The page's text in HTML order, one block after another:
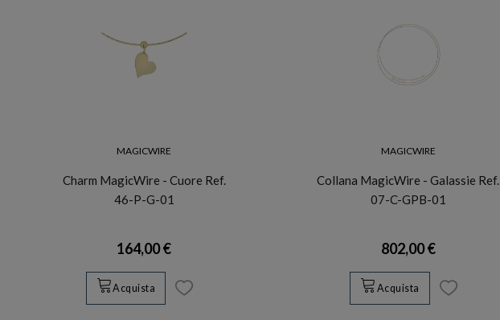
MAGICWIRE
Charm MagicWire - Cuore Ref.
46-P-G-01
164,00 €
Acquista
MAGICWIRE
Collana MagicWire - Galassie Ref.
07-C-GPB-01
802,00 €
Acquista